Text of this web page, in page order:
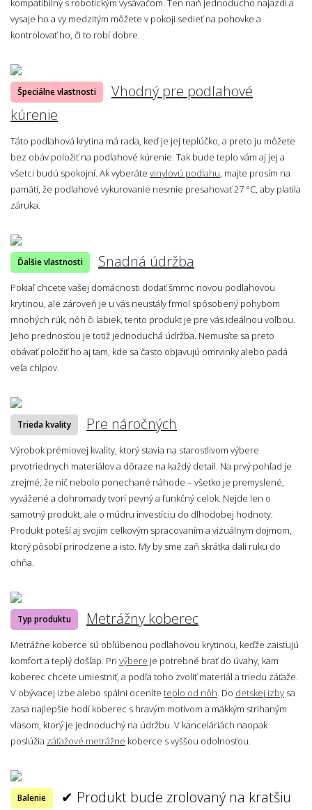
kompatibilný s robotickým vysávačom. Ten naň jednoducho najazdí a
vysaje ho a vy medzitým môžete v pokoji sedieť na pohovke a
kontrolovať ho, či to robí dobre.
Špeciálne vlastnosti
Vhodný pre podlahové
kúrenie
Táto podlahová krytina má rada, keď je jej teplúčko, a preto ju môžete
bez obáv položiť na podlahové kúrenie. Tak bude teplo vám aj jej a
všetci budú spokojní. Ak vyberáte vinylovú podlahu, majte prosím na
pamäti, že podlahové vykurovanie nesmie presahovať 27 °C, aby platila
záruka.
Ďalšie vlastnosti Snadná údržba
Pokiaľ chcete vašej domácnosti dodať šmrnc novou podlahovou
krytinou, ale zároveň je u vás neustály frmol spôsobený pohybom
mnohých rúk, nôh či labiek, tento produkt je pre vás ideálnou voľbou.
Jeho prednosťou je totiž jednoduchá údržba. Nemusíte sa preto
obávať položiť ho aj tam, kde sa často objavujú omrvinky alebo padá
veľa chlpov.
Trieda kvality Pre náročných
Výrobok prémiovej kvality, ktorý stavia na starostlivom výbere
prvotriednych materiálov a dôraze na každý detail. Na prvý pohľad je
zrejmé, že nič nebolo ponechané náhode – všetko je premyslené,
vyvážené a dohromady tvorí pevný a funkčný celok. Nejde len o
samotný produkt, ale o múdru investíciu do dlhodobej hodnoty.
Produkt poteší aj svojím celkovým spracovaním a vizuálnym dojmom,
ktorý pôsobí prirodzene a isto. My by sme zaň skrátka dali ruku do
ohňa.
Typ produktu Metrážny koberec
Metrážne koberce sú obľúbenou podlahovou krytinou, keďže zaisťujú
komfort a teplý došľap. Pri výbere je potrebné brať do úvahy, kam
koberec chcete umiestniť, a podľa toho zvoliť materiál a triedu záťaže.
V obývacej izbe alebo spálni oceníte teplo od nôh. Do detskej izby sa
zasa najlepšie hodí koberec s hravým motívom a mäkkým strihaným
vlasom, ktorý je jednoduchý na údržbu. V kanceláriách naopak
poslúžia záťažové metrážne koberce s vyššou odolnosťou.
Balenie
✔ Produkt bude zrolovaný na kratšiu